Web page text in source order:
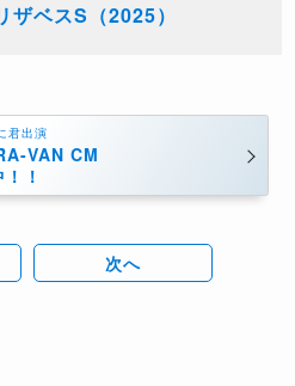
ザベスS（2025）
君出演
VAN CM
！
次へ